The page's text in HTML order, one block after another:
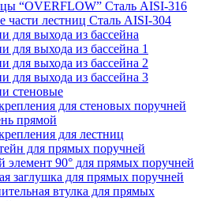
“OVERFLOW” Сталь AISI-316
части лестниц Сталь AISI-304
для выхода из бассейна
для выхода из бассейна 1
для выхода из бассейна 2
для выхода из бассейна 3
стеновые
для стеновых поручней
прямой
для лестниц
для прямых поручней
элемент 90° для прямых поручней
заглушка для прямых поручней
втулка для прямых